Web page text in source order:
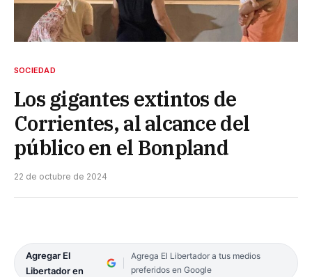
SOCIEDAD
Los gigantes extintos de
Corrientes, al alcance del
público en el Bonpland
22 de octubre de 2024
Agregar El
Libertador en
Agrega El Libertador a tus medios
preferidos en Google